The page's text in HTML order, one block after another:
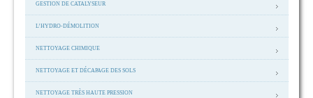
GESTION DE CATALYSEUR
L’HYDRO-DÉMOLITION
NETTOYAGE CHIMIQUE
NETTOYAGE ET DÉCAPAGE DES SOLS
NETTOYAGE TRÈS HAUTE PRESSION